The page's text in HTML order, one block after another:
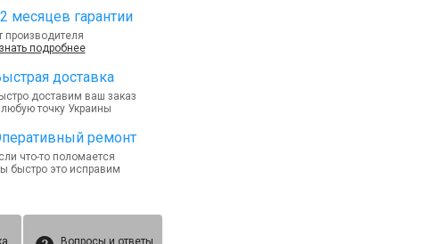
месяцев гарантии
производителя
подробнее
доставка
доставим ваш заказ
любую точку Украины
ремонт
что-то поломается
быстро это исправим
Вопросы и ответы